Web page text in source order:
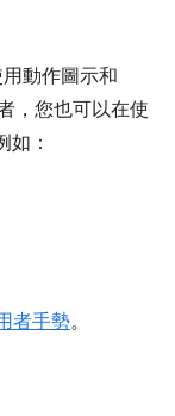
動作圖示和
，您也可以在使
如：
者手勢。